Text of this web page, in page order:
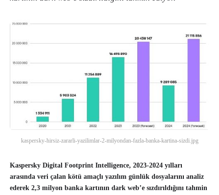
kaspersky-hirsiz-zararli-yazilimlar-2-milyondan-fazla-banka-kartina-sizdi.jpg
Kaspersky Digital Footprint Intelligence, 2023-2024 yılları
arasında veri çalan kötü amaçlı yazılım günlük dosyalarını analiz
ederek 2,3 milyon banka kartının dark web’e sızdırıldığını tahmin